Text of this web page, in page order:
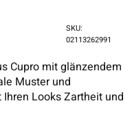
SKU:
02113262991
Cupro mit glänzendem
Muster und
Looks Zartheit und